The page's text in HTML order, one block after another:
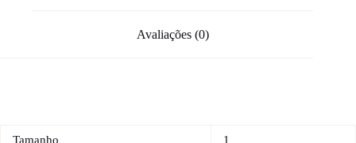
Avaliações (0)
Tamanho 1